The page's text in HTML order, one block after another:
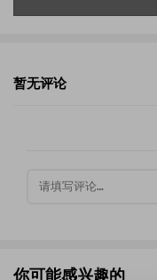
暂无评论
你可能感兴趣的